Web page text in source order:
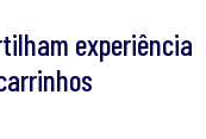
experiência